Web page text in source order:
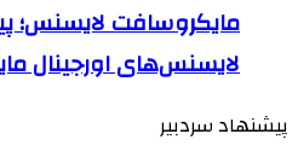
مایکروسافت لایسنس؛
لایسنس‌های اورجینال
پیشنهاد سردبیر